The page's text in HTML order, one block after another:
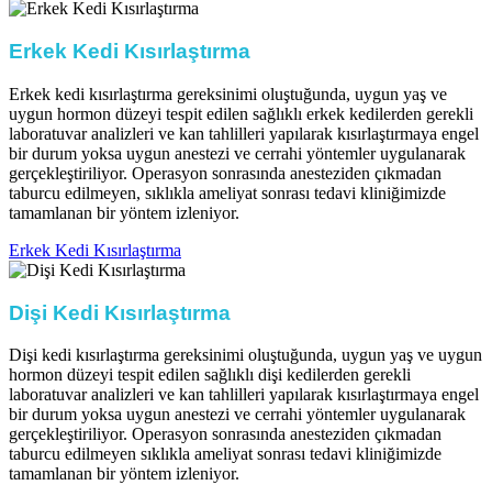
Erkek Kedi Kısırlaştırma
Erkek kedi kısırlaştırma gereksinimi oluştuğunda, uygun yaş ve
uygun hormon düzeyi tespit edilen sağlıklı erkek kedilerden gerekli
laboratuvar analizleri ve kan tahlilleri yapılarak kısırlaştırmaya engel
bir durum yoksa uygun anestezi ve cerrahi yöntemler uygulanarak
gerçekleştiriliyor. Operasyon sonrasında anesteziden çıkmadan
taburcu edilmeyen, sıklıkla ameliyat sonrası tedavi kliniğimizde
tamamlanan bir yöntem izleniyor.​
Erkek Kedi Kısırlaştırma
Dişi Kedi Kısırlaştırma ​
Dişi kedi kısırlaştırma gereksinimi oluştuğunda, uygun yaş ve uygun
hormon düzeyi tespit edilen sağlıklı dişi kedilerden gerekli
laboratuvar analizleri ve kan tahlilleri yapılarak kısırlaştırmaya engel
bir durum yoksa uygun anestezi ve cerrahi yöntemler uygulanarak
gerçekleştiriliyor. Operasyon sonrasında anesteziden çıkmadan
taburcu edilmeyen sıklıkla ameliyat sonrası tedavi kliniğimizde
tamamlanan bir yöntem izleniyor.​